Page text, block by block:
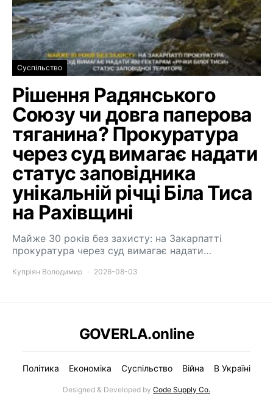
Суспільство
Рішення Радянського
Союзу чи довга паперова
тяганина? Прокуратура
через суд вимагає надати
статус заповідника
унікальній річці Біла Тиса
на Рахівщині
Майже 30 років без захисту: на Закарпатті
прокуратура через суд вимагає надати…
Купріян Володимир 2026-08-03
GOVERLA.online
Політика Економіка Суспільство Війна В Україні
Designed & Developed by Code Supply Co.